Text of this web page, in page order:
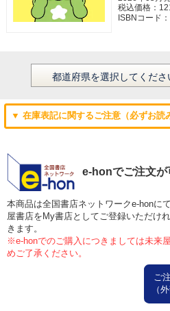
税込価格：
ISBNコード：
▼ 在庫表記に関するご注意（必ずお読
e-honでご注文が
本商品は全国書店ネットワークe-honに
屋書店をMy書店としてご登録いただけ
きます。
※e-honでのご購入につきましては未来
めご了承ください。
ご
（